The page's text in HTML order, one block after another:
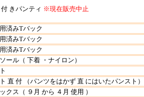
きパンティ ※現在販売中止
済みTバック
済みTバック
用済みTバック
ール（ 下着 ・ナイロン）
直 付 （パンツをはかず 直 にはいたパンスト）
クス（ ９月 から ４月 使用 ）